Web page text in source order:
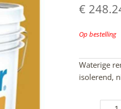
€
Op bestelling
Waterige
isolerend,